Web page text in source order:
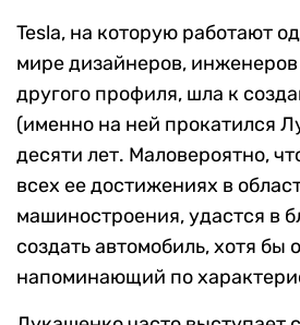
Tesla, на которую работают
мире дизайнеров,
другого профиля, шла к
(именно на ней прокатился
десяти лет. Маловероятно,
всех ее достижениях в
машиностроения, удастся в
создать автомобиль, хотя бы
напоминающий по